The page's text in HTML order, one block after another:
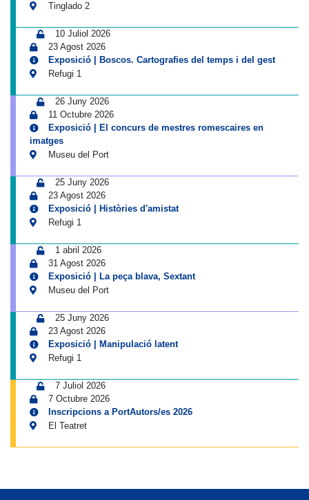
Tinglado 2
10 Juliol 2026
23 Agost 2026
Exposició | Boscos. Cartografies del temps i del gest
Refugi 1
26 Juny 2026
11 Octubre 2026
Exposició | El concurs de mestres romescaires en
imatges
Museu del Port
25 Juny 2026
23 Agost 2026
Exposició | Històries d'amistat
Refugi 1
1 abril 2026
31 Agost 2026
Exposició | La peça blava, Sextant
Museu del Port
25 Juny 2026
23 Agost 2026
Exposició | Manipulació latent
Refugi 1
7 Juliol 2026
7 Octubre 2026
Inscripcions a PortAutors/es 2026
El Teatret